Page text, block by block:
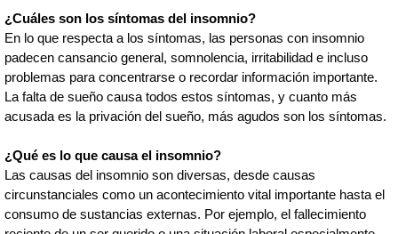
¿Cuáles son los síntomas del insomnio?
En lo que respecta a los síntomas, las personas con insomnio
padecen cansancio general, somnolencia, irritabilidad e incluso
problemas para concentrarse o recordar información importante.
La falta de sueño causa todos estos síntomas, y cuanto más
acusada es la privación del sueño, más agudos son los síntomas.
¿Qué es lo que causa el insomnio?
Las causas del insomnio son diversas, desde causas
circunstanciales como un acontecimiento vital importante hasta el
consumo de sustancias externas. Por ejemplo, el fallecimiento